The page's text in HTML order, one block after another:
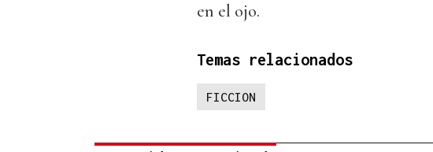
en el ojo.
Temas relacionados
FICCION